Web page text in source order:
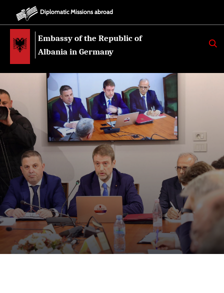
Diplomatic Missions abroad
Embassy of the Republic of
Albania in Germany
K
E